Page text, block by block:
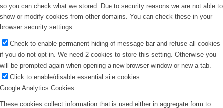
so you can check what we stored. Due to security reasons we are not able to
show or modify cookies from other domains. You can check these in your
browser security settings.
Check to enable permanent hiding of message bar and refuse all cookies
if you do not opt in. We need 2 cookies to store this setting. Otherwise you
will be prompted again when opening a new browser window or new a tab.
Click to enable/disable essential site cookies.
Google Analytics Cookies
These cookies collect information that is used either in aggregate form to